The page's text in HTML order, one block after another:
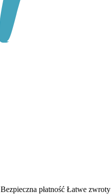
Bezpieczna płatność Łatwe zwroty